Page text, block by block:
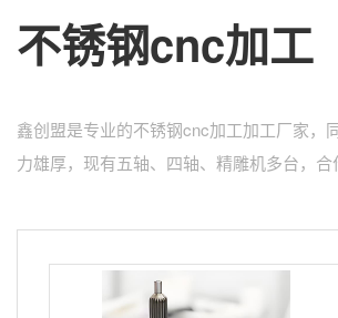
不锈钢cnc加工
鑫创盟是专业的不锈钢cnc加工加工厂家，
力雄厚，现有五轴、四轴、精雕机多台，